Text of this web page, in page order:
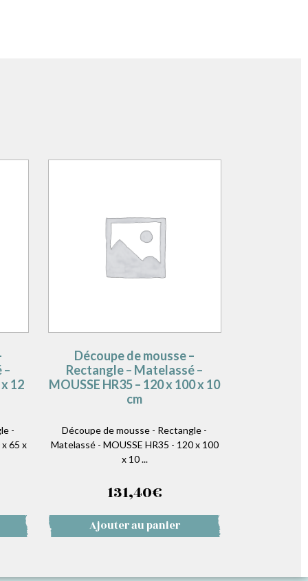
–
12
-
65 x
Découpe de mousse –
Rectangle – Matelassé –
MOUSSE HR35 – 120 x 100 x 10
cm
Découpe de mousse - Rectangle -
Matelassé - MOUSSE HR35 - 120 x 100
x 10 ...
131,40€
Ajouter au panier